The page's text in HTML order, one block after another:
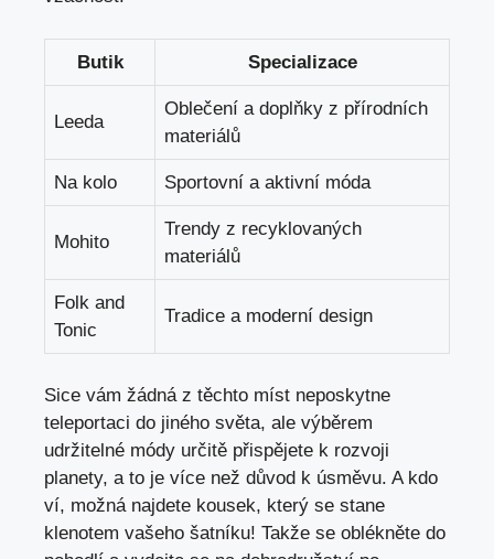
Butik Specializace
Leeda
Oblečení a doplňky z přírodních
materiálů
Na kolo Sportovní a aktivní móda
Mohito
Trendy z recyklovaných
materiálů
Folk and
Tonic
Tradice a moderní design
Sice vám žádná z těchto míst neposkytne
teleportaci do jiného světa, ale výběrem
udržitelné módy určitě přispějete k rozvoji
planety, a to je více než důvod k úsměvu. A kdo
ví, možná najdete kousek, který se stane
klenotem vašeho šatníku! Takže se oblékněte do